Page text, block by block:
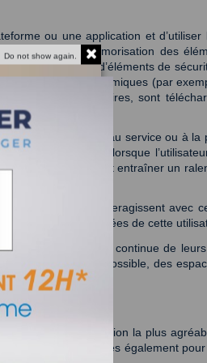
ou une application et
restreint, la mémorisation des
l’utilisation d’éléments de
de contenus dynamiques (par
nécessaires, sont
accède au service ou à la
à afficher lorsque
de ces cookies peut entraîner un
la façon dont ils interagissent avec
l’analyse des données de cette
par l’observation continue de
la plus efficace possible, des
de navigation la plus
utilisons nos cookies également
Do not show again.